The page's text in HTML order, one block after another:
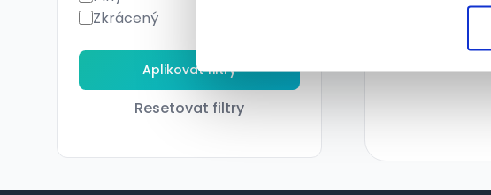
Zkrácený
Resetovat filtry